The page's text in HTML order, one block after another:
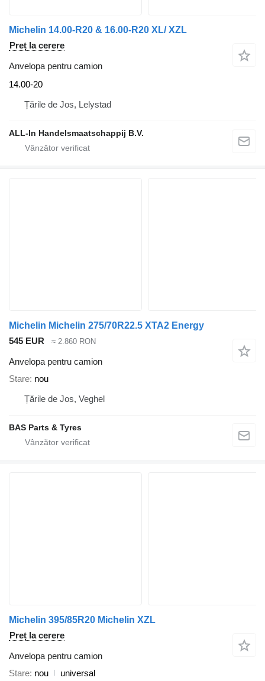
Michelin 14.00-R20 & 16.00-R20 XL/ XZL
Preț la cerere
Anvelopa pentru camion
14.00-20
Țările de Jos, Lelystad
ALL-In Handelsmaatschappij B.V.
Michelin Michelin 275/70R22.5 XTA2 Energy
545 EUR
≈ 2.860 RON
Anvelopa pentru camion
Stare nou
Țările de Jos, Veghel
BAS Parts & Tyres
Michelin 395/85R20 Michelin XZL
Preț la cerere
Anvelopa pentru camion
Stare nou
universal